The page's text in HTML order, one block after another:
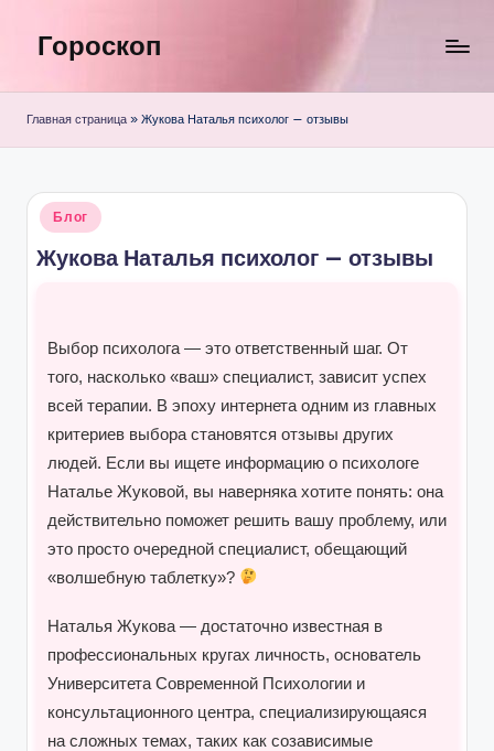
Перейти
содержимому
Гороскоп
Главная страница » Жукова Наталья психолог — отзывы
Опубликовано
Блог
Жукова Наталья психолог — отзывы
Выбор психолога — это ответственный шаг. От
того, насколько «ваш» специалист, зависит успех
всей терапии. В эпоху интернета одним из главных
критериев выбора становятся отзывы других
людей. Если вы ищете информацию о психологе
Наталье Жуковой, вы наверняка хотите понять: она
действительно поможет решить вашу проблему, или
это просто очередной специалист, обещающий
«волшебную таблетку»?
Наталья Жукова — достаточно известная в
профессиональных кругах личность, основатель
Университета Современной Психологии и
консультационного центра, специализирующаяся
на сложных темах, таких как созависимые